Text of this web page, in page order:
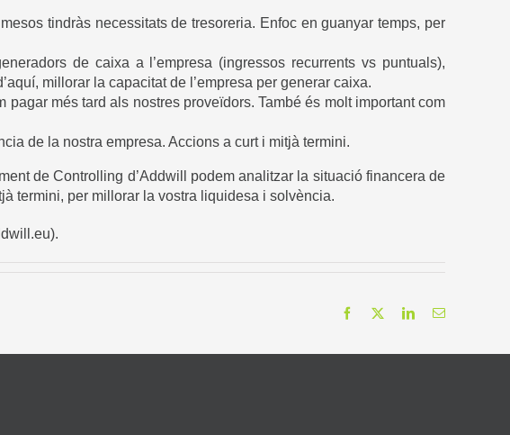
tindràs necessitats de tresoreria. Enfoc en guanyar temps, per
de caixa a l’empresa (ingressos recurrents vs puntuals),
millorar la capacitat de l’empresa per generar caixa.
més tard als nostres proveïdors. També és molt important com
de la nostra empresa. Accions a curt i mitjà termini.
de Controlling d’Addwill podem analitzar la situació financera de
termini, per millorar la vostra liquidesa i solvència.
).
Facebook LinkedInEmail